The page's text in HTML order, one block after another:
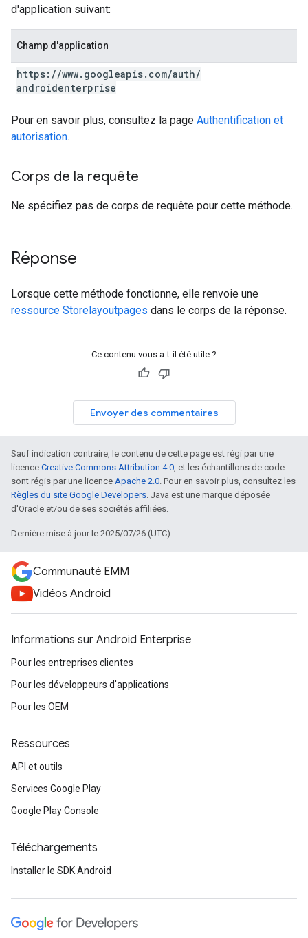
d'application suivant:
Champ d'application
https: //www. googleapis. com/auth/
androidenterprise
Pour en savoir plus, consultez la page Authentification et
autorisation.
Corps de la requête
Ne spécifiez pas de corps de requête pour cette méthode.
Réponse
Lorsque cette méthode fonctionne, elle renvoie une
ressource Storelayoutpages dans le corps de la réponse.
Ce contenu vous a-t-il été utile ?
Envoyer des commentaires
Sauf indication contraire, le contenu de cette page est régi par une
licence Creative Commons Attribution 4.0, et les échantillons de code
sont régis par une licence Apache 2.0. Pour en savoir plus, consultez les
Règles du site Google Developers. Java est une marque déposée
d'Oracle et/ou de ses sociétés affiliées.
Dernière mise à jour le 2025/07/26 (UTC).
Communauté EMM
Vidéos Android
Informations sur Android Enterprise
Pour les entreprises clientes
Pour les développeurs d'applications
Pour les OEM
Ressources
API et outils
Services Google Play
Google Play Console
Téléchargements
Installer le SDK Android